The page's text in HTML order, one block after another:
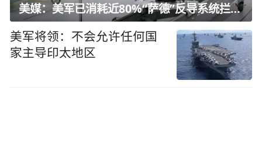
美媒：美军已消耗近80%“萨德”反导系统拦截弹
美军将领：不会允许任何国
家主导印太地区